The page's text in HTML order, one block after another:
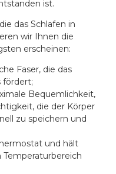
ist.
das Schlafen in
wir Ihnen die
erscheinen:
Faser, die das
fördert;
Bequemlichkeit,
die der Körper
zu speichern und
und hält